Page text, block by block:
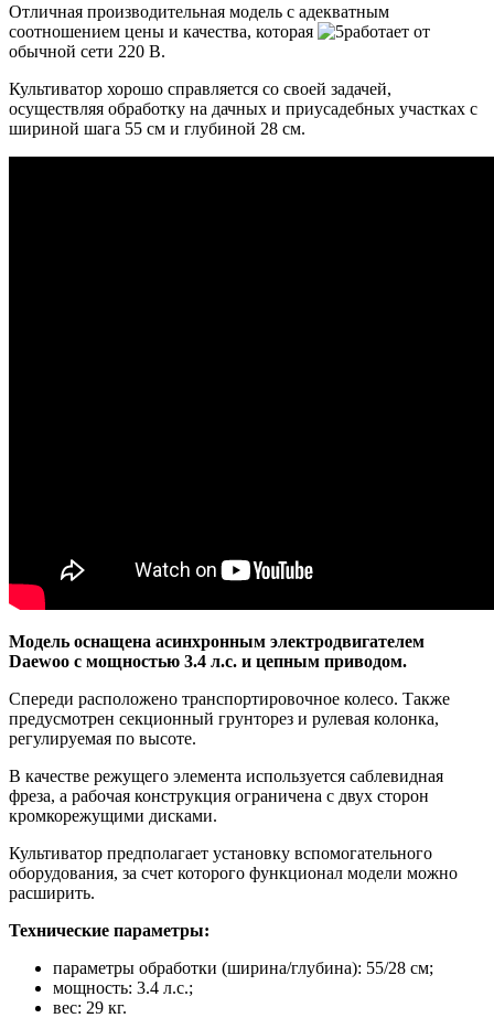
Отличная производительная модель с адекватным
соотношением цены и качества, которая
работает от
обычной сети 220 В.
Культиватор хорошо справляется со своей задачей,
осуществляя обработку на дачных и приусадебных участках с
шириной шага 55 см и глубиной 28 см.
Модель оснащена асинхронным электродвигателем
Daewoo с мощностью 3.4 л.с. и цепным приводом.
Спереди расположено транспортировочное колесо. Также
предусмотрен секционный грунторез и рулевая колонка,
регулируемая по высоте.
В качестве режущего элемента используется саблевидная
фреза, а рабочая конструкция ограничена с двух сторон
кромкорежущими дисками.
Культиватор предполагает установку вспомогательного
оборудования, за счет которого функционал модели можно
расширить.
Технические параметры:
параметры обработки (ширина/глубина): 55/28 см;
мощность: 3.4 л.с.;
вес: 29 кг.